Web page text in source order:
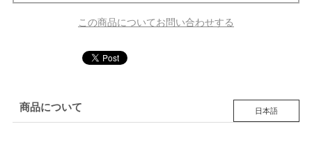
この商品についてお問い合わせする
商品について 日本語